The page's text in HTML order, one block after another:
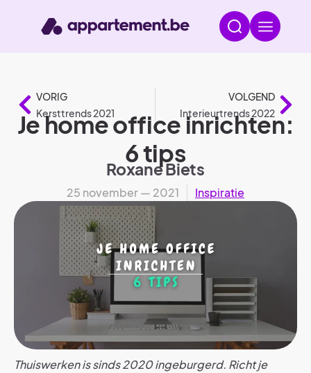
VORIG
Kersttrends 2021
VOLGEND
Interieurtrends 2022
Je home office inrichten:
6 tips
Roxane Biets
25 november — 2021 Inspiratie
Thuiswerken is sinds 2020 ingeburgerd. Richt je